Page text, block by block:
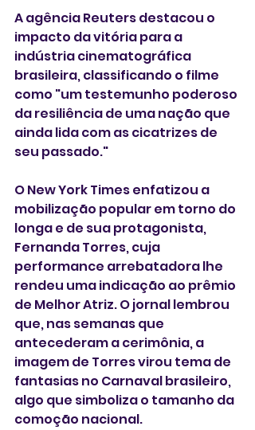
A agência Reuters destacou o
impacto da vitória para a
indústria cinematográfica
brasileira, classificando o filme
como "um testemunho poderoso
da resiliência de uma nação que
ainda lida com as cicatrizes de
seu passado."
O New York Times enfatizou a
mobilização popular em torno do
longa e de sua protagonista,
Fernanda Torres, cuja
performance arrebatadora lhe
rendeu uma indicação ao prêmio
de Melhor Atriz. O jornal lembrou
que, nas semanas que
antecederam a cerimônia, a
imagem de Torres virou tema de
fantasias no Carnaval brasileiro,
algo que simboliza o tamanho da
comoção nacional.